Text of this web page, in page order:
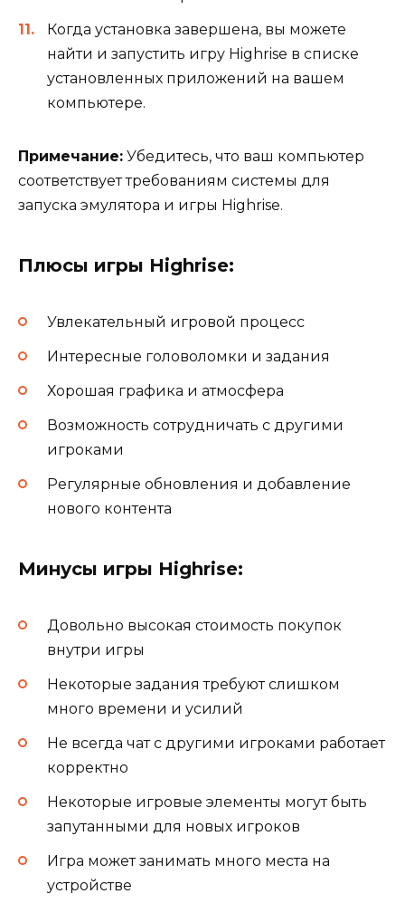
Когда установка завершена, вы можете
найти и запустить игру Highrise в списке
установленных приложений на вашем
компьютере.
Примечание: Убедитесь, что ваш компьютер
соответствует требованиям системы для
запуска эмулятора и игры Highrise.
Плюсы игры Highrise:
Увлекательный игровой процесс
Интересные головоломки и задания
Хорошая графика и атмосфера
Возможность сотрудничать с другими
игроками
Регулярные обновления и добавление
нового контента
Минусы игры Highrise:
Довольно высокая стоимость покупок
внутри игры
Некоторые задания требуют слишком
много времени и усилий
Не всегда чат с другими игроками работает
корректно
Некоторые игровые элементы могут быть
запутанными для новых игроков
Игра может занимать много места на
устройстве